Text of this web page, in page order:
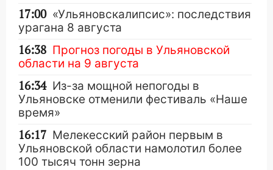
17:00 «Ульяновскалипсис»: последствия
урагана 8 августа
16:38 Прогноз погоды в Ульяновской
области на 9 августа
16:34 Из-за мощной непогоды в
Ульяновске отменили фестиваль «Наше
время»
16:17 Мелекесский район первым в
Ульяновской области намолотил более
100 тысяч тонн зерна